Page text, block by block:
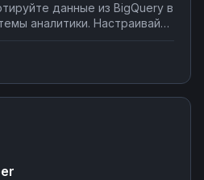
данные из BigQuery в
аналитики. Настраивайте
создавайте
BigQuery без SQL-